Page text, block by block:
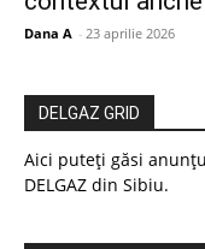
Dana A - 23 aprilie 2026
DELGAZ GRID
Aici puteți găsi
DELGAZ din Sibiu.